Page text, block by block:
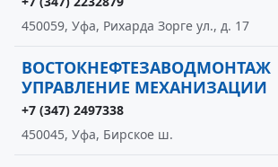
450059, Уфа, Рихарда Зорге ул., д. 17
ВОСТОКНЕФТЕЗАВОДМОНТАЖ
УПРАВЛЕНИЕ МЕХАНИЗАЦИИ
+7 (347) 2497338
450045, Уфа, Бирское ш.